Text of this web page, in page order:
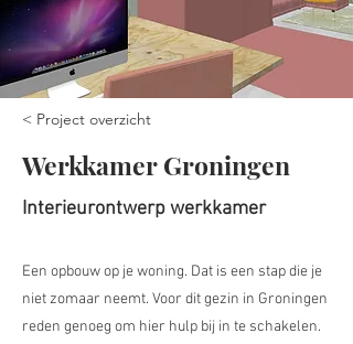
< Project overzicht
Werkkamer Groningen
Interieurontwerp werkkamer
Een opbouw op je woning. Dat is een stap die je
niet zomaar neemt. Voor dit gezin in Groningen
reden genoeg om hier hulp bij in te schakelen.